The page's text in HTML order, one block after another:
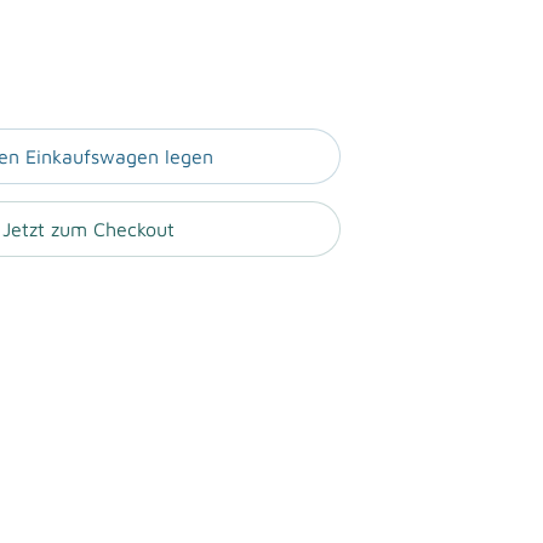
Einkaufswagen legen
Jetzt zum Checkout